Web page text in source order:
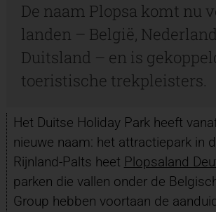
De naam Plopsa komt nu
landen – België,
Duitsland – en is
toeristische trekpleisters.
Het Duitse Holiday Park heeft
nieuwe naam: het attractiepark in
Rijnland-Palts heet Plopsaland
parken die vallen onder de
Group hebben voortaan de